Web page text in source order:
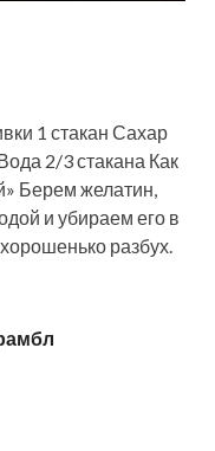
1 стакан Сахар
2/3 стакана Как
Берем желатин,
и убираем его в
разбух.